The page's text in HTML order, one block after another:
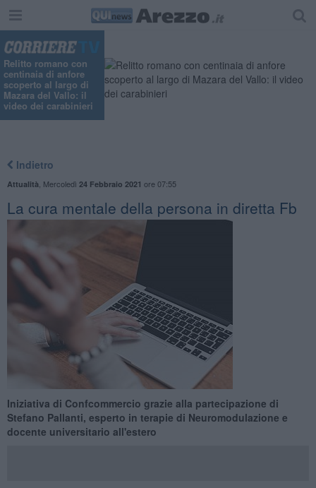
Relitto romano con
centinaia di anfore
scoperto al largo di
Mazara del Vallo: il
video dei carabinieri
Indietro
Attualità Mercoledì 24 Febbraio 2021 ore 07:55
La cura mentale della persona in diretta Fb
Iniziativa di Confcommercio grazie alla partecipazione di
Stefano Pallanti, esperto in terapie di Neuromodulazione e
docente universitario all'estero